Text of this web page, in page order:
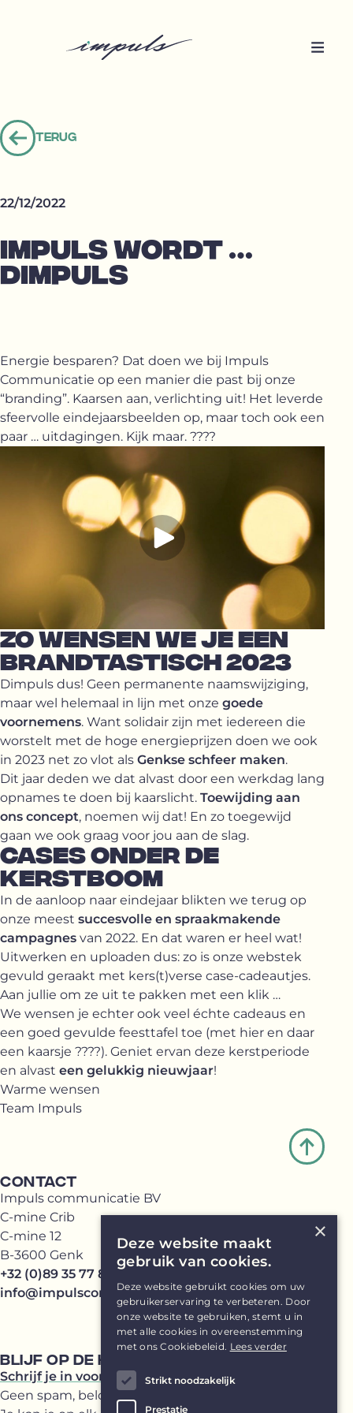
Terug
Terug
22/12/2022
IMPULS WORDT …
DIMPULS
Energie besparen? Dat doen we bij Impuls
Communicatie op een manier die past bij onze
“branding”. Kaarsen aan, verlichting uit! Het leverde
sfeervolle eindejaarsbeelden op, maar toch ook een
paar … uitdagingen. Kijk maar. ????
ZO WENSEN WE JE EEN
BRANDTASTISCH 2023
Dimpuls dus! Geen permanente naamswijziging,
maar wel helemaal in lijn met onze goede
voornemens. Want solidair zijn met iedereen die
worstelt met de hoge energieprijzen doen we ook
in 2023 net zo vlot als Genkse schfeer maken.
Dit jaar deden we dat alvast door een werkdag lang
opnames te doen bij kaarslicht. Toewijding aan
ons concept, noemen wij dat! En zo toegewijd
gaan we ook graag voor jou aan de slag.
CASES ONDER DE
KERSTBOOM
In de aanloop naar eindejaar blikten we terug op
onze meest succesvolle en spraakmakende
campagnes van 2022. En dat waren er heel wat!
Uitwerken en uploaden dus: zo is onze webstek
gevuld geraakt met kers(t)verse case-cadeautjes.
Aan jullie om ze uit te pakken met een klik …
We wensen je echter ook veel échte cadeaus en
een goed gevulde feesttafel toe (met hier en daar
een kaarsje ????). Geniet ervan deze kerstperiode
en alvast een gelukkig nieuwjaar!
Warme wensen
Team Impuls
CONTACT
Impuls communicatie BV
C-mine Crib
C-mine 12
B-3600 Genk
+32 (0)89 35 77 81
info@impulscommunicatie.be
BLIJF OP DE HOOGTE
Schrijf je in voor onze Impuls(br)ief
Geen spam, beloofd!
×
Deze website maakt
gebruik van cookies.
Deze website gebruikt cookies om uw
gebruikerservaring te verbeteren. Door
onze website te gebruiken, stemt u in
met alle cookies in overeenstemming
met ons Cookiebeleid. Lees verder
Strikt noodzakelijk
Prestatie